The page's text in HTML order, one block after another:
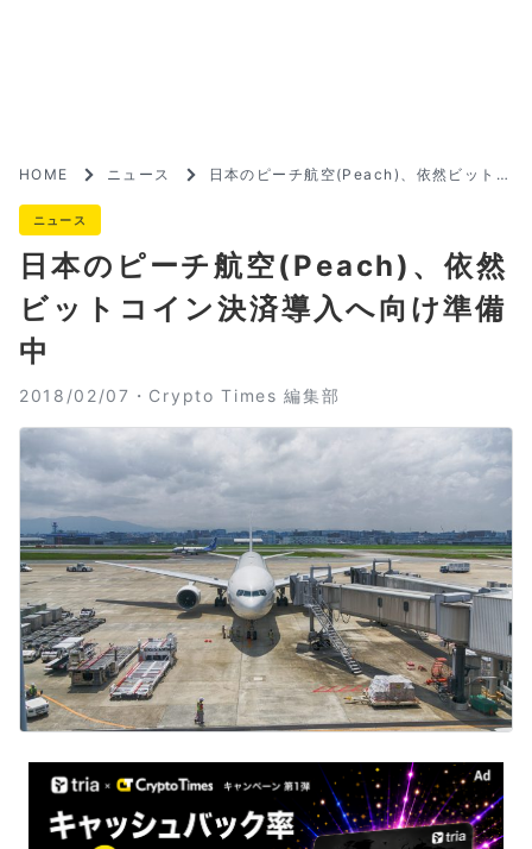
HOME ニュース
日本のピーチ航空(Peach)、依然ビットコ
ニュース
日本のピーチ航空(Peach)、依然
ビットコイン決済導入へ向け準備
中
2018/02/07・ Crypto Times 編集部